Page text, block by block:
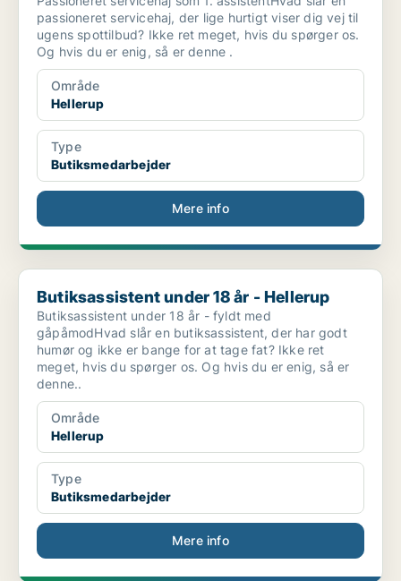
passioneret servicehaj, der lige hurtigt viser dig vej til
ugens spottilbud? Ikke ret meget, hvis du spørger os.
Og hvis du er enig, så er denne .
Område
Hellerup
Type
Butiksmedarbejder
Mere info
Butiksassistent under 18 år - Hellerup
Butiksassistent under 18 år - Hellerup
Butiksassistent under 18 år - fyldt med
gåpåmodHvad slår en butiksassistent, der har godt
humør og ikke er bange for at tage fat? Ikke ret
meget, hvis du spørger os. Og hvis du er enig, så er
denne..
Område
Hellerup
Type
Butiksmedarbejder
Mere info